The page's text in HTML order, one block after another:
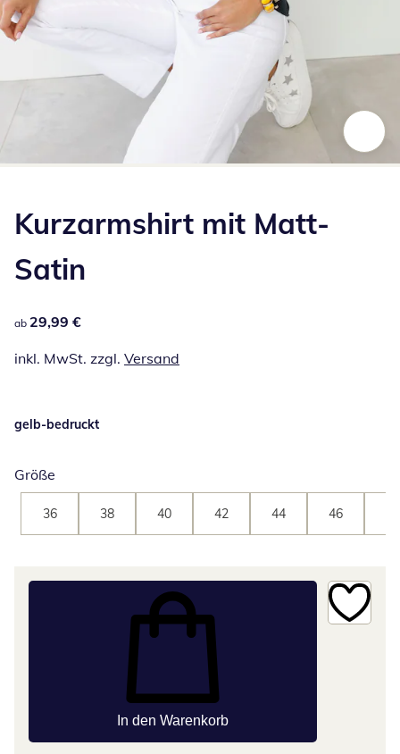
Kurzarmshirt mit Matt-
Satin
29,99 €
ab 29,99 €
inkl. MwSt. zzgl. Versand
gelb-bedruckt
Größe
36 38 40 42 44 46
In den Warenkorb